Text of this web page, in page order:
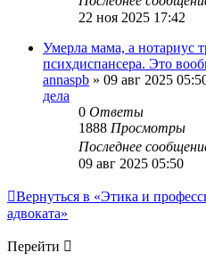
22 ноя 2025 17:42
Умерла мама, а нотариус
психдиспансера. Это
annaspb » 09 авг 2025
дела
0 Ответы
1888 Просмотры
Последнее
09 авг 2025 05:50
Вернуться в «Этика и
адвоката»
Перейти